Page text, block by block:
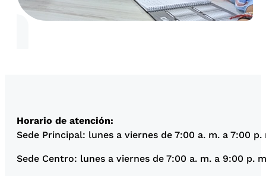
Horario de atención:
Sede Principal: lunes a viernes de 7:00 a. m. a 7:00 p.
Sede Centro: lunes a viernes de 7:00 a. m. a 9:00 p.